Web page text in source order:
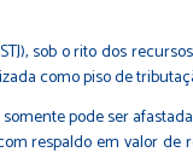
sob o rito dos
como piso de
pode ser
respaldo em valor de